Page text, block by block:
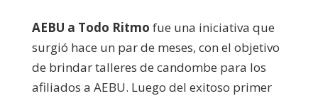
AEBU a Todo Ritmo fue una iniciativa que
surgió hace un par de meses, con el objetivo
de brindar talleres de candombe para los
afiliados a AEBU. Luego del exitoso primer